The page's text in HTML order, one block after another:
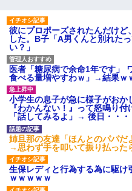
るｗｗｗｗｗｗ「こんな高い
の？ｗｗ」「逆に超安い」
私「ちょっと、人の家の金庫
触らないでよ！」キチママ『そ
こに金庫があったから、開けて
みようとしただけ☆』義兄「泥
は出てけ！二度と来るな！」結
果・・・
私「初めて飲む味だけどなん
のお茶？」彼「ちっ！」私「」
【GIF】JSのカンチョーワロ
タ
後続車にクラクションを鳴ら
され彼氏が逆切れ。「何クラク
ション鳴らしてんだ！降りてこ
いよ！」と怒鳴りだし...
【衝撃】報酬100万円超の治験
募集がこちらｗｗｗｗｗ(※画像
彼にプロポーズされたんだけ
した。B子「A男くんと別れた
い？」
医者「糖尿病で余命1年です」
食べる量増やすわｗ」→結果ｗ
小学生の息子が急に様子がおか
『わかんない！』って怒鳴り
「話してみるよ」→ 後日・・・
姉旦那の友達「ほんとのパパだ
→思わず手を叩いて振り払っ
生保レディと行為する為に駆け
ｗｗｗｗｗ